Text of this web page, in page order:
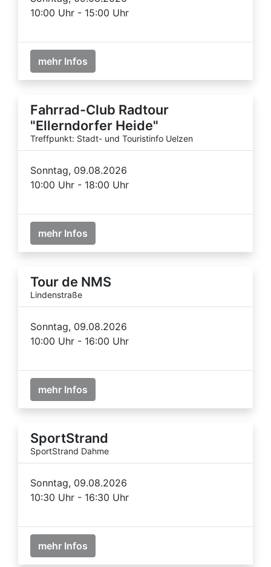
10:00 Uhr - 15:00 Uhr
mehr Infos
Fahrrad-Club Radtour
"Ellerndorfer Heide"
Treffpunkt: Stadt- und Touristinfo Uelzen
Sonntag, 09.08.2026
10:00 Uhr - 18:00 Uhr
mehr Infos
Tour de NMS
Lindenstraße
Sonntag, 09.08.2026
10:00 Uhr - 16:00 Uhr
mehr Infos
SportStrand
SportStrand Dahme
Sonntag, 09.08.2026
10:30 Uhr - 16:30 Uhr
mehr Infos